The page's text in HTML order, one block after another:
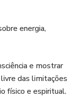
um negócio
verdade.
e torne-se
energia,
e mostrar
das limitações
físico e espiritual.